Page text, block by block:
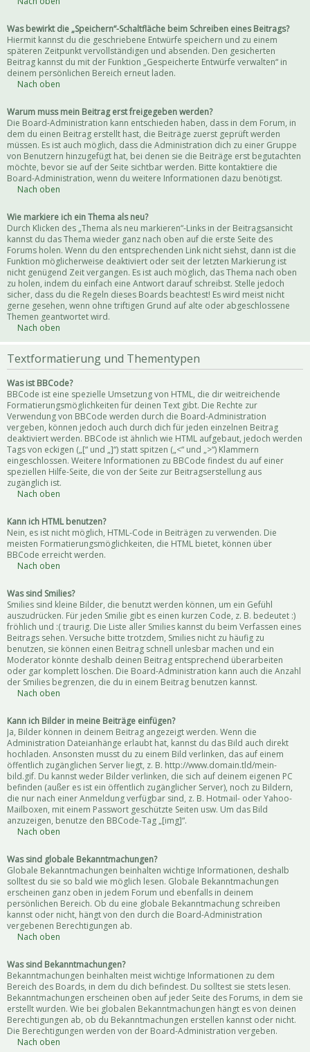
Was bewirkt die „Speichern“-Schaltfläche beim Schreiben eines Beitrags?
Hiermit kannst du die geschriebene Entwürfe speichern und zu einem
späteren Zeitpunkt vervollständigen und absenden. Den gesicherten
Beitrag kannst du mit der Funktion „Gespeicherte Entwürfe verwalten“ in
deinem persönlichen Bereich erneut laden.
Nach oben
Warum muss mein Beitrag erst freigegeben werden?
Die Board-Administration kann entschieden haben, dass in dem Forum, in
dem du einen Beitrag erstellt hast, die Beiträge zuerst geprüft werden
müssen. Es ist auch möglich, dass die Administration dich zu einer Gruppe
von Benutzern hinzugefügt hat, bei denen sie die Beiträge erst begutachten
möchte, bevor sie auf der Seite sichtbar werden. Bitte kontaktiere die
Board-Administration, wenn du weitere Informationen dazu benötigst.
Nach oben
Wie markiere ich ein Thema als neu?
Durch Klicken des „Thema als neu markieren“-Links in der Beitragsansicht
kannst du das Thema wieder ganz nach oben auf die erste Seite des
Forums holen. Wenn du den entsprechenden Link nicht siehst, dann ist die
Funktion möglicherweise deaktiviert oder seit der letzten Markierung ist
nicht genügend Zeit vergangen. Es ist auch möglich, das Thema nach oben
zu holen, indem du einfach eine Antwort darauf schreibst. Stelle jedoch
sicher, dass du die Regeln dieses Boards beachtest! Es wird meist nicht
gerne gesehen, wenn ohne triftigen Grund auf alte oder abgeschlossene
Themen geantwortet wird.
Nach oben
Textformatierung und Thementypen
Was ist BBCode?
BBCode ist eine spezielle Umsetzung von HTML, die dir weitreichende
Formatierungsmöglichkeiten für deinen Text gibt. Die Rechte zur
Verwendung von BBCode werden durch die Board-Administration
vergeben, können jedoch auch durch dich für jeden einzelnen Beitrag
deaktiviert werden. BBCode ist ähnlich wie HTML aufgebaut, jedoch werden
Tags von eckigen („[“ und „]“) statt spitzen („<“ und „>“) Klammern
eingeschlossen. Weitere Informationen zu BBCode findest du auf einer
speziellen Hilfe-Seite, die von der Seite zur Beitragserstellung aus
zugänglich ist.
Nach oben
Kann ich HTML benutzen?
Nein, es ist nicht möglich, HTML-Code in Beiträgen zu verwenden. Die
meisten Formatierungsmöglichkeiten, die HTML bietet, können über
BBCode erreicht werden.
Nach oben
Was sind Smilies?
Smilies sind kleine Bilder, die benutzt werden können, um ein Gefühl
auszudrücken. Für jeden Smilie gibt es einen kurzen Code, z. B. bedeutet :)
fröhlich und :( traurig. Die Liste aller Smilies kannst du beim Verfassen eines
Beitrags sehen. Versuche bitte trotzdem, Smilies nicht zu häufig zu
benutzen, sie können einen Beitrag schnell unlesbar machen und ein
Moderator könnte deshalb deinen Beitrag entsprechend überarbeiten
oder gar komplett löschen. Die Board-Administration kann auch die Anzahl
der Smilies begrenzen, die du in einem Beitrag benutzen kannst.
Nach oben
Kann ich Bilder in meine Beiträge einfügen?
Ja, Bilder können in deinem Beitrag angezeigt werden. Wenn die
Administration Dateianhänge erlaubt hat, kannst du das Bild auch direkt
hochladen. Ansonsten musst du zu einem Bild verlinken, das auf einem
öffentlich zugänglichen Server liegt, z. B. http://www.domain.tld/mein-
bild.gif. Du kannst weder Bilder verlinken, die sich auf deinem eigenen PC
befinden (außer es ist ein öffentlich zugänglicher Server), noch zu Bildern,
die nur nach einer Anmeldung verfügbar sind, z. B. Hotmail- oder Yahoo-
Mailboxen, mit einem Passwort geschützte Seiten usw. Um das Bild
anzuzeigen, benutze den BBCode-Tag „[img]“.
Nach oben
Was sind globale Bekanntmachungen?
Globale Bekanntmachungen beinhalten wichtige Informationen, deshalb
solltest du sie so bald wie möglich lesen. Globale Bekanntmachungen
erscheinen ganz oben in jedem Forum und ebenfalls in deinem
persönlichen Bereich. Ob du eine globale Bekanntmachung schreiben
kannst oder nicht, hängt von den durch die Board-Administration
vergebenen Berechtigungen ab.
Nach oben
Was sind Bekanntmachungen?
Bekanntmachungen beinhalten meist wichtige Informationen zu dem
Bereich des Boards, in dem du dich befindest. Du solltest sie stets lesen.
Bekanntmachungen erscheinen oben auf jeder Seite des Forums, in dem sie
erstellt wurden. Wie bei globalen Bekanntmachungen hängt es von deinen
Berechtigungen ab, ob du Bekanntmachungen erstellen kannst oder nicht.
Die Berechtigungen werden von der Board-Administration vergeben.
Nach oben